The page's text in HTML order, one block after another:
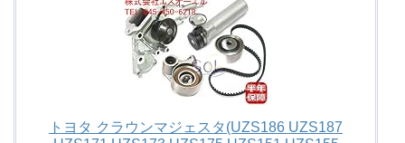
トヨタ クラウンマジェスタ(UZS186 UZS187